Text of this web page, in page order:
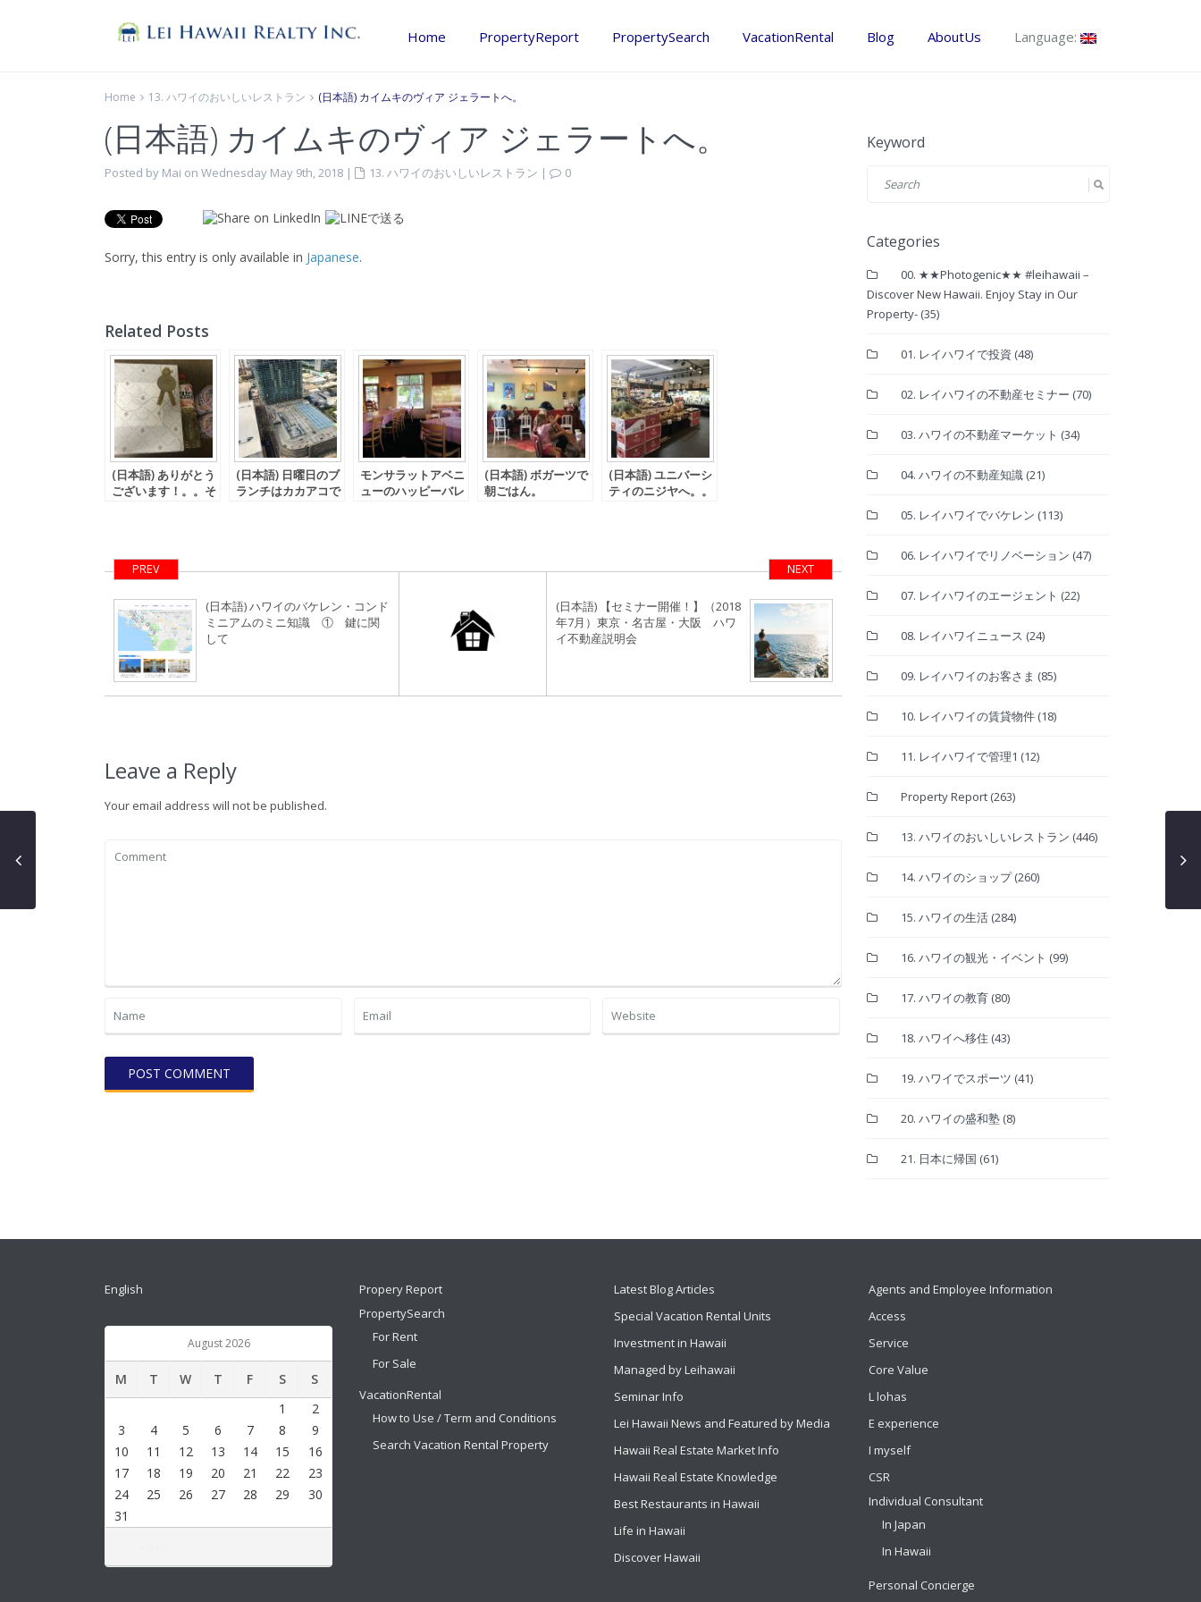
Home PropertyReport PropertySearch VacationRental Blog AboutUs Language:
Home 13. ハワイのおいしいレストラン (日本語) カイムキのヴィア ジェラートへ。
(日本語) カイムキのヴィア ジェラートへ。
Posted by Mai on Wednesday May 9th, 2018 | 13. ハワイのおいしいレストラン | 0
Sorry, this entry is only available in Japanese.
Related Posts
(日本語) ありがとう
ございます！。。そ
(日本語) 日曜日のブ
ランチはカカアコで
モンサラットアベニ
ューのハッピーバレ
(日本語) ボガーツで
朝ごはん。
(日本語) ユニバーシ
ティのニジヤへ。。
PREV
(日本語) ハワイのバケレン・コンド
ミニアムのミニ知識 ① 鍵に関
して
NEXT
(日本語) 【セミナー開催！】（2018
年7月）東京・名古屋・大阪 ハワ
イ不動産説明会
Leave a Reply
Your email address will not be published.
Keyword
Categories
00. ★★Photogenic★★ #leihawaii –
Discover New Hawaii. Enjoy Stay in Our
Property- (35)
01. レイハワイで投資 (48)
02. レイハワイの不動産セミナー (70)
03. ハワイの不動産マーケット (34)
04. ハワイの不動産知識 (21)
05. レイハワイでバケレン (113)
06. レイハワイでリノベーション (47)
07. レイハワイのエージェント (22)
08. レイハワイニュース (24)
09. レイハワイのお客さま (85)
10. レイハワイの賃貸物件 (18)
11. レイハワイで管理1 (12)
Property Report (263)
13. ハワイのおいしいレストラン (446)
14. ハワイのショップ(260)
15. ハワイの生活 (284)
16. ハワイの観光・イベント (99)
17. ハワイの教育 (80)
18. ハワイへ移住 (43)
19. ハワイでスポーツ (41)
20. ハワイの盛和塾 (8)
21. 日本に帰国 (61)
English
August 2026
M T W T F S S
1
2
3
4 5 6 7 8
9
10
11 12 13 14 15
16
17
18 19 20 21 22
23
24
25 26 27 28 29
30
31
Propery Report
PropertySearch
For Rent
For Sale
VacationRental
How to Use / Term and Conditions
Search Vacation Rental Property
Latest Blog Articles
Special Vacation Rental Units
Investment in Hawaii
Managed by Leihawaii
Seminar Info
Lei Hawaii News and Featured by Media
Hawaii Real Estate Market Info
Hawaii Real Estate Knowledge
Best Restaurants in Hawaii
Life in Hawaii
Discover Hawaii
Agents and Employee Information
Access
Service
Core Value
L lohas
E experience
I myself
CSR
Individual Consultant
In Japan
In Hawaii
Personal Concierge